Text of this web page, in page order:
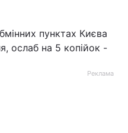
пунктах Києва
ослаб на 5 копійок -
Реклама